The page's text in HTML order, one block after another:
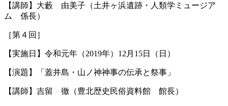
【講師】大藪 由美子（土井ヶ浜遺跡・人類学ミュージア
ム 係長）
［第４回］
【実施日】令和元年（2019年）12月15日（日）
【演題】「蓋井島・山ノ神神事の伝承と祭事」
【講師】吉留 徹（豊北歴史民俗資料館 館長）